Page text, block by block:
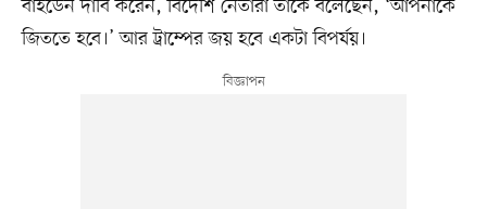
বাইডেন দাবি করেন, বিদেশি নেতারা তাঁকে বলেছেন, ‘আপনাকে
জিততে হবে।’ আর ট্রাম্পের জয় হবে একটা বিপর্যয়।